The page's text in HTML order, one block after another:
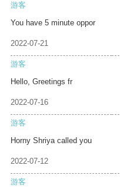
游客
You have 5 minute oppor
2022-07-21
游客
Hello, Greetings fr
2022-07-16
游客
Horny Shriya called you
2022-07-12
游客